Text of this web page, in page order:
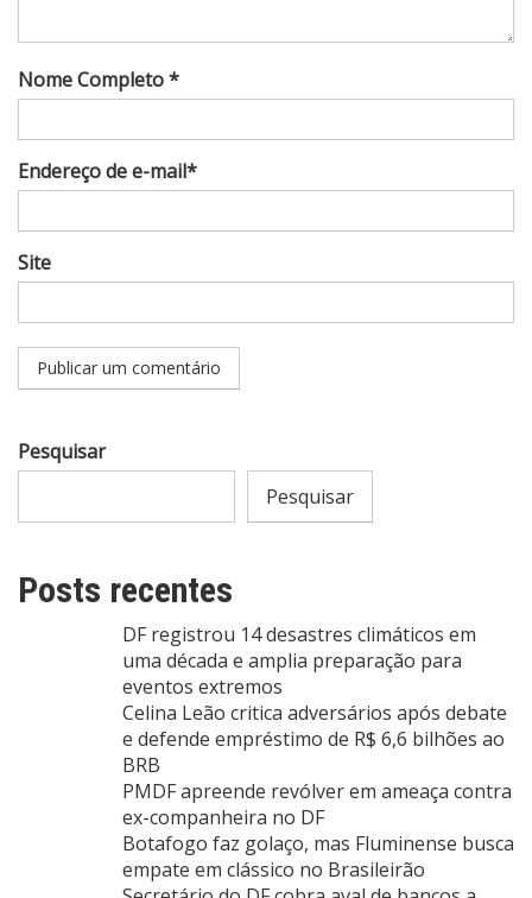
Nome Completo *
Endereço de e-mail*
Site
Pesquisar
Pesquisar
Posts recentes
DF registrou 14 desastres climáticos em
uma década e amplia preparação para
eventos extremos
Celina Leão critica adversários após debate
e defende empréstimo de R$ 6,6 bilhões ao
BRB
PMDF apreende revólver em ameaça contra
ex-companheira no DF
Botafogo faz golaço, mas Fluminense busca
empate em clássico no Brasileirão